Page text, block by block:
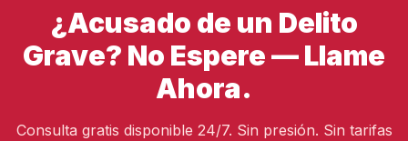
¿Acusado de un Delito
Grave? No Espere — Llame
Ahora.
Consulta gratis disponible 24/7. Sin presión. Sin tarifas